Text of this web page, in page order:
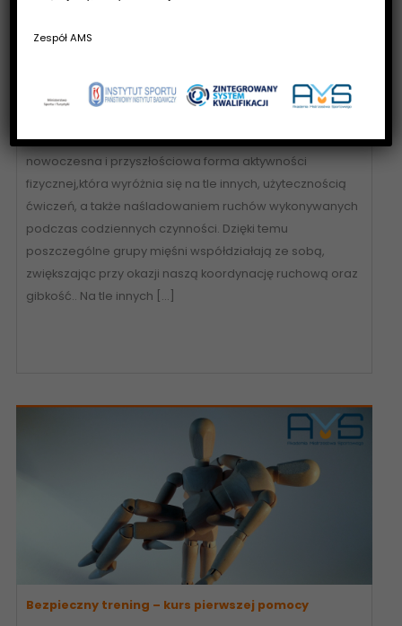
Trening funkcjonalny – sposób na wzmocnienie
ćwiczenia. Można śmiało powiedzieć, że jest to
nowoczesna i przyszłościowa forma aktywności
fizycznej,która wyróżnia się na tle innych, użytecznością
ćwiczeń, a także naśladowaniem ruchów wykonywanych
podczas codziennych czynności. Dzięki temu
poszczególne grupy mięśni współdziałają ze sobą,
zwiększając przy okazji naszą koordynację ruchową oraz
gibkość.. Na tle innych […]
Bezpieczny trening – kurs pierwszej pomocy
Zespół AMS